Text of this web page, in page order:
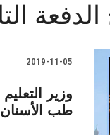
الدفعة
2019-11-05
وزير
طب الأسنان